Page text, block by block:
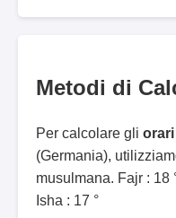
Metodi di
Per calcolare gli
(Germania),
musulmana. Fajr : 18
Isha : 17 °